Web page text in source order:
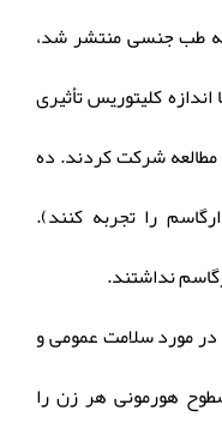
در فوریه 2014 در مجله‌ طب جنسی منتشر شد،
کلیتوریس تأثیری
30 زن در این مطالعه شرکت کردند. ده
را تجربه کنند).
نداشتند.
مورد سلامت عمومی و
هورمونی هر زن را